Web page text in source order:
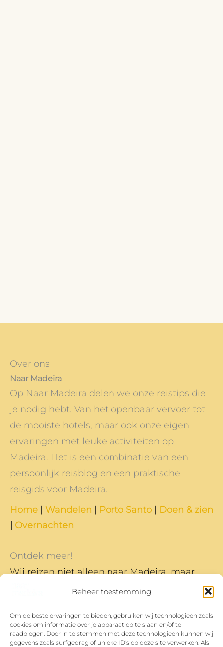
Beheer toestemming
Om de beste ervaringen te bieden, gebruiken wij technologieën zoals
cookies om informatie over je apparaat op te slaan en/of te
raadplegen. Door in te stemmen met deze technologieën kunnen wij
gegevens zoals surfgedrag of unieke ID's op deze site verwerken. Als
Over ons
Naar Madeira
Op Naar Madeira delen we onze reistips die
je nodig hebt. Van het openbaar vervoer tot
de mooiste hotels, maar ook onze eigen
ervaringen met leuke activiteiten op
Madeira. Het is een combinatie van een
persoonlijk reisblog en een praktische
reisgids voor Madeira.
Home | Wandelen | Porto Santo | Doen & zien
| Overnachten
Ontdek meer!
Wij reizen niet alleen naar Madeira, maar
naar nog veel meer plekken en daar
Dit is ons reisblog
Heb je vragen, opmerkingen of tips? Je kan